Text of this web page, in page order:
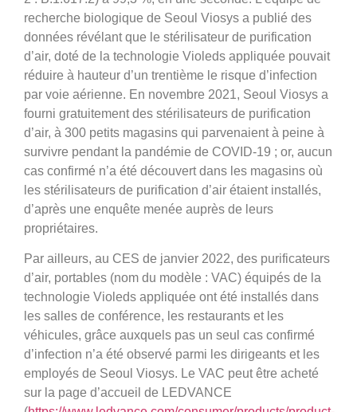
recherche biologique de Seoul Viosys a publié des
données révélant que le stérilisateur de purification
d’air, doté de la technologie Violeds appliquée pouvait
réduire à hauteur d’un trentième le risque d’infection
par voie aérienne. En novembre 2021, Seoul Viosys a
fourni gratuitement des stérilisateurs de purification
d’air, à 300 petits magasins qui parvenaient à peine à
survivre pendant la pandémie de COVID-19 ; or, aucun
cas confirmé n’a été découvert dans les magasins où
les stérilisateurs de purification d’air étaient installés,
d’après une enquête menée auprès de leurs
propriétaires.
Par ailleurs, au CES de janvier 2022, des purificateurs
d’air, portables (nom du modèle : VAC) équipés de la
technologie Violeds appliquée ont été installés dans
les salles de conférence, les restaurants et les
véhicules, grâce auxquels pas un seul cas confirmé
d’infection n’a été observé parmi les dirigeants et les
employés de Seoul Viosys. Le VAC peut être acheté
sur la page d’accueil de LEDVANCE